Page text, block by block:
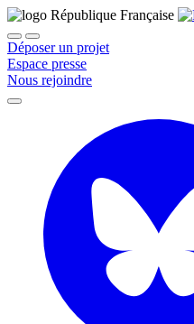
Déposer un projet
Espace presse
Nous rejoindre